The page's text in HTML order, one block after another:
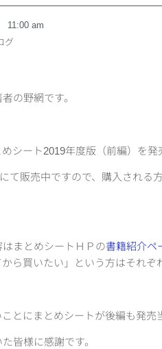
11:00 am
グ
の野網です。
シート2019年度版（前編）を発
て販売中ですので、購入される
はまとめシートＨＰの書籍紹介ペ
ら買いたい」という方はそれぞ
とにまとめシートが後編も発売
皆様に感謝です。